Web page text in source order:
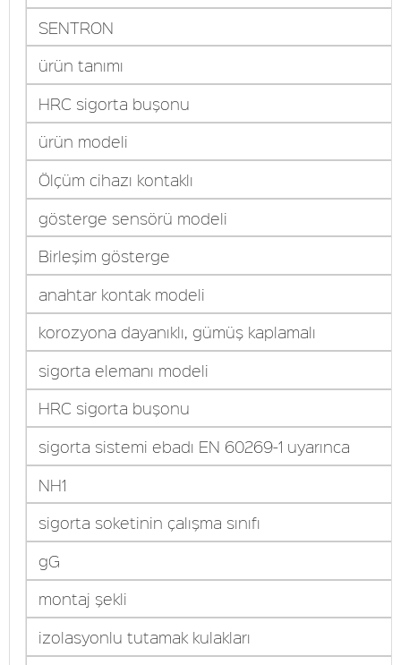
SENTRON
ürün tanımı
HRC sigorta buşonu
ürün modeli
Ölçüm cihazı kontaklı
gösterge sensörü modeli
Birleşim gösterge
anahtar kontak modeli
korozyona dayanıklı, gümüş kaplamalı
sigorta elemanı modeli
HRC sigorta buşonu
sigorta sistemi ebadı EN 60269-1 uyarınca
NH1
sigorta soketinin çalışma sınıfı
gG
montaj şekli
izolasyonlu tutamak kulakları